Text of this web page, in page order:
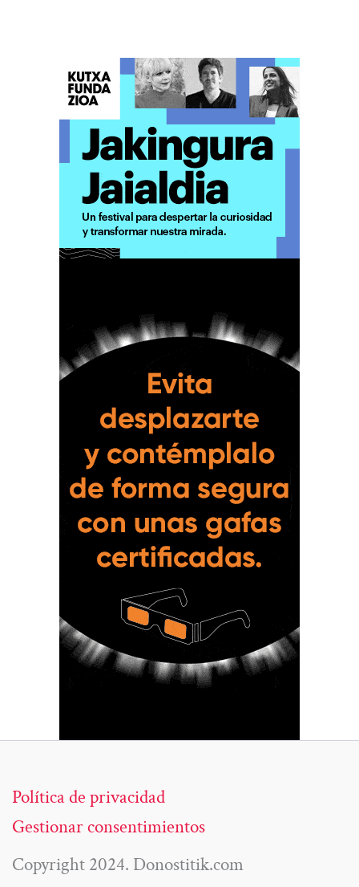
Política de privacidad
Gestionar consentimientos
Copyright 2024. Donostitik.com